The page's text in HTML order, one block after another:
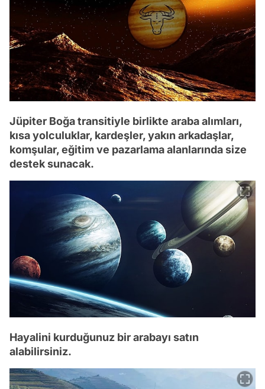
Jüpiter Boğa transitiyle birlikte araba alımları,
kısa yolculuklar, kardeşler, yakın arkadaşlar,
komşular, eğitim ve pazarlama alanlarında size
destek sunacak.
Hayalini kurduğunuz bir arabayı satın
alabilirsiniz.